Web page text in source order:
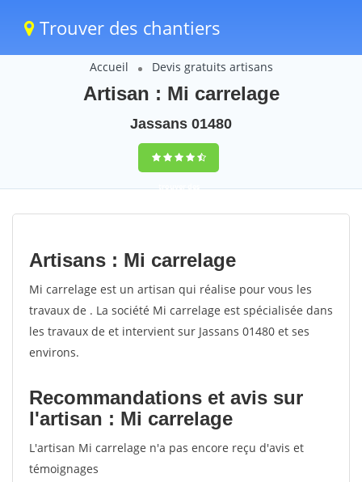
Trouver des chantiers
Accueil Devis gratuits artisans
Artisan : Mi carrelage
Jassans 01480
trouver des
chantiers
4,8 (100%) 255
Artisans : Mi carrelage
Mi carrelage est un artisan qui réalise pour vous les
travaux de . La société Mi carrelage est spécialisée dans
les travaux de et intervient sur Jassans 01480 et ses
environs.
Recommandations et avis sur
l'artisan : Mi carrelage
L'artisan Mi carrelage n'a pas encore reçu d'avis et
témoignages